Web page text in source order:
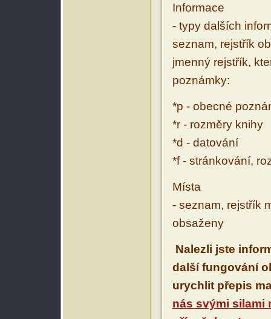
Informace
- typy dalších
seznam, rejstřík
jmenný rejstřík,
poznámky:
*p - obecné
*r - rozměry knihy
*d - datování
*f - stránkování,
Místa
- seznam, rejstřík
obsaženy
Nalezli jste
další fungování
urychlit přepis
nás svými silami